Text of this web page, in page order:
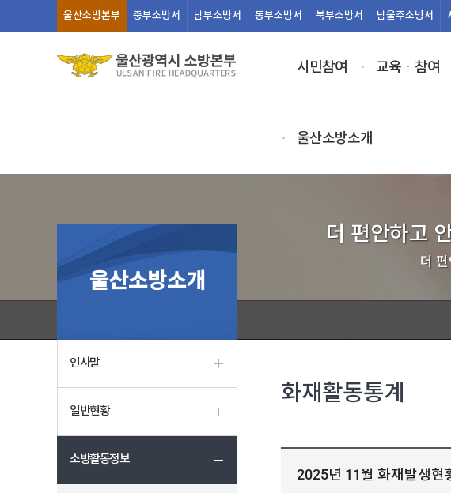
울산소방본부 중부소방서 남부소방서 동부소방서 북부소방서 남울주소방서
시민참여 교육ㆍ참여
울산소방소개
더 편안하고
더
울산소방소개
인사말
일반현황
소방활동정보
화재활동통계
2025년 11월 화재발생현